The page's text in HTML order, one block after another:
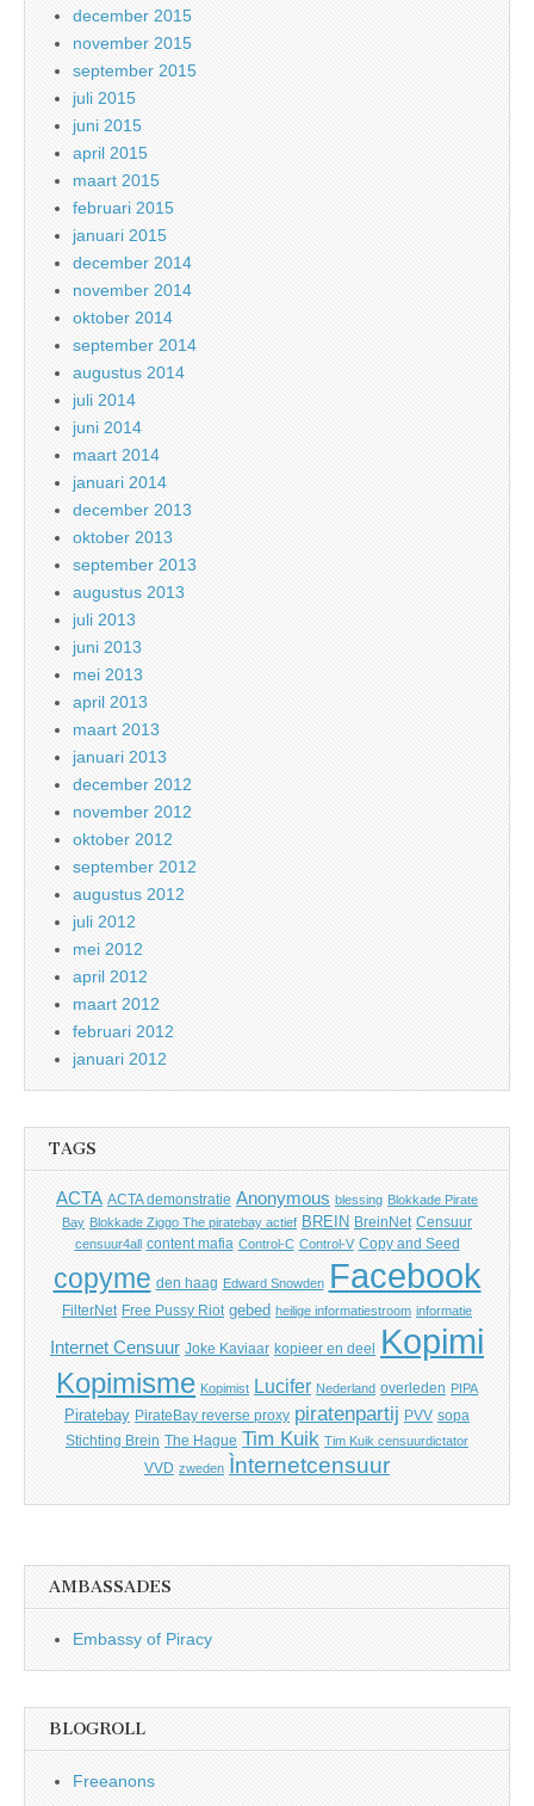
december 2015
november 2015
september 2015
juli 2015
juni 2015
april 2015
maart 2015
februari 2015
januari 2015
december 2014
november 2014
oktober 2014
september 2014
augustus 2014
juli 2014
juni 2014
maart 2014
januari 2014
december 2013
oktober 2013
september 2013
augustus 2013
juli 2013
juni 2013
mei 2013
april 2013
maart 2013
januari 2013
december 2012
november 2012
oktober 2012
september 2012
augustus 2012
juli 2012
mei 2012
april 2012
maart 2012
februari 2012
januari 2012
TAGS
ACTA ACTA demonstratie Anonymous blessing Blokkade Pirate
Bay Blokkade Ziggo The piratebay actief BREIN BreinNet Censuur
censuur4all content mafia Control-C Control-V Copy and Seed
copyme den haag Edward Snowden Facebook
FilterNet Free Pussy Riot gebed heilige informatiestroom informatie
Internet Censuur Joke Kaviaar kopieer en deel Kopimi
Kopimisme Kopimist Lucifer Nederland overleden PIPA
Piratebay PirateBay reverse proxy piratenpartij PVV sopa
Stichting Brein The Hague Tim Kuik Tim Kuik censuurdictator
VVD zweden Ìnternetcensuur
AMBASSADES
Embassy of Piracy
BLOGROLL
Freeanons